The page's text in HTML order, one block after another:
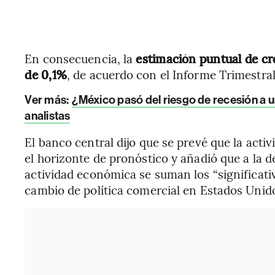
En consecuencia, laestimación puntual de
de 0,1%, de acuerdo con el Informe
Ver más: ¿México pasó del riesgo de recesión a
analistas
El banco central dijo que se prevé que la
el horizonte de pronóstico y añadió que a la
actividad económica se suman los
cambio de política comercial en Estados